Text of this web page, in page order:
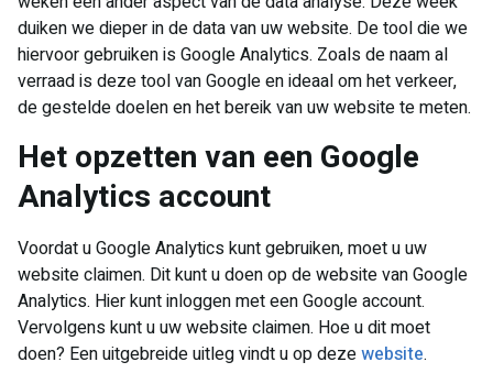
duiken we dieper in de data van uw website. De tool die we
hiervoor gebruiken is Google Analytics. Zoals de naam al
verraad is deze tool van Google en ideaal om het verkeer,
de gestelde doelen en het bereik van uw website te meten.
​Het opzetten van een Google
Analytics account
Voordat u Google Analytics kunt gebruiken, moet u uw
website claimen. Dit kunt u doen op de website van Google
Analytics. Hier kunt inloggen met een Google account.
Vervolgens kunt u uw website claimen. Hoe u dit moet
doen? Een uitgebreide uitleg vindt u op dezewebsite.